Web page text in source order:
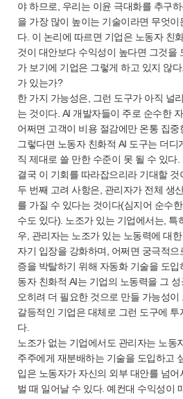
야 하므로, 우리는 이윤 극대화를 추구
을 가장 많이 높이는 기술이라면 무엇
다. 이 논리에 따르면 기업은 노동자 친
것이 대안보다 수익성이 높다면 그것을
가 보기에 기업은 그렇게 하고 있지 않
가 있는가?
한 가지 가능성은, 그런 도구가 아직 널
는 것이다. AI 개발자들이 주로 순수한
어쩌면 고객이 비용 절감에만 온통 집중
그렇다면 노동자 친화적 AI 도구는 더
직 제대로 쓸 만한 수준이 못 될 수 있다
결국 이 기회를 따라잡으리라 기대할 것
두 번째 고려 사항은, 관리자가 전체 생
를 가질 수 있다는 것이다(심지어 순수
수도 있다). 노조가 있는 기업에서는, 특
우, 관리자는 노조가 있는 노동력에 대
자기 입장을 강화하며, 어쩌면 궁극적
증을 박탈하기 위해 자동화 기술을 도입
동자 친화적 AI는 기업의 노동력을 그
오히려 더 필요한 것으로 만들 가능성
갈등적인 기업은 대체로 그런 도구에
다.
노조가 없는 기업에서도 관리자는 노동
주주에게 재분배하는 기술을 도입하고
입은 노동자가 자신의 외부 대안를 넘
벌 때 일어날 수 있다. 예컨대 수익성이